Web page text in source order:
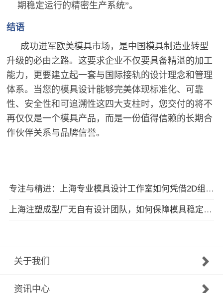
期稳定运行的精密生产系统”。
结语
成功进军欧美模具市场，是中国模具制造业转型
升级的必由之路。这要求企业不仅要具备精湛的加工
能力，更要建立起一套与国际接轨的设计理念和管理
体系。当您的模具设计能够完美体现标准化、可靠
性、安全性和可追溯性这四大支柱时，您交付的将不
再仅仅是一个模具产品，而是一份值得信赖的长期合
作伙伴关系与品牌信誉。
专注与精进：上海专业模具设计工作室如何凭借2D组立图赢得日本市场
上海注塑成型厂无自有设计团队，如何保障模具稳定量产？
关于我们
资讯中心